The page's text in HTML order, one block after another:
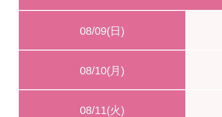
08/09(日)
08/10(月)
08/11(火)